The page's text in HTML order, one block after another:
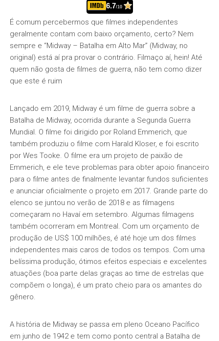
6.7/10
É comum percebermos que filmes independentes
geralmente contam com baixo orçamento, certo? Nem
sempre e “Midway – Batalha em Alto Mar” (Midway, no
original) está aí pra provar o contrário. Filmaço aí, hein! Até
quem não gosta de filmes de guerra, não tem como dizer
que este é ruim
Lançado em 2019, Midway é um filme de guerra sobre a
Batalha de Midway, ocorrida durante a Segunda Guerra
Mundial. O filme foi dirigido por Roland Emmerich, que
também produziu o filme com Harald Kloser, e foi escrito
por Wes Tooke. O filme era um projeto de paixão de
Emmerich, e ele teve problemas para obter apoio financeiro
para o filme antes de finalmente levantar fundos suficientes
e anunciar oficialmente o projeto em 2017. Grande parte do
elenco se juntou no verão de 2018 e as filmagens
começaram no Havaí em setembro. Algumas filmagens
também ocorreram em Montreal. Com um orçamento de
produção de US$ 100 milhões, é até hoje um dos filmes
independentes mais caros de todos os tempos. Com uma
belíssima produção, ótimos efeitos especiais e excelentes
atuações (boa parte delas graças ao time de estrelas que
compõem o longa), é um prato cheio para os amantes do
gênero.
A história de Midway se passa em pleno Oceano Pacífico
em junho de 1942 e tem como ponto central a Batalha de